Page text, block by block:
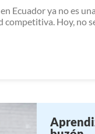
Ecuador ya no es
competitiva. Hoy, no